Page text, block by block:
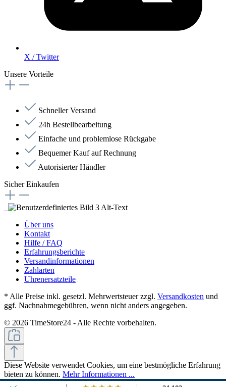
X / Twitter
Unsere Vorteile
Schneller Versand
24h Bestellbearbeitung
Einfache und problemlose Rückgabe
Bequemer Kauf auf Rechnung
Autorisierter Händler
Sicher Einkaufen
Über uns
Kontakt
Hilfe / FAQ
Erfahrungsberichte
Versandinformationen
Zahlarten
Uhrenersatzteile
* Alle Preise inkl. gesetzl. Mehrwertsteuer zzgl. Versandkosten und
ggf. Nachnahmegebühren, wenn nicht anders angegeben.
© 2026 TimeStore24 - Alle Rechte vorbehalten.
Diese Website verwendet Cookies, um eine bestmögliche Erfahrung
bieten zu können. Mehr Informationen ...
Nur technisch notwendige Konfigurieren Alle Cookies akzeptieren